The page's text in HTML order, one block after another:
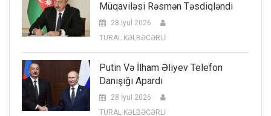
Müqaviləsi Rəsmən Təsdiqləndi
28 İyul 2026
TURAL KƏLBƏCƏRLİ
Putin Və İlham Əliyev Telefon
Danışığı Apardı
28 İyul 2026
TURAL KƏLBƏCƏRLİ